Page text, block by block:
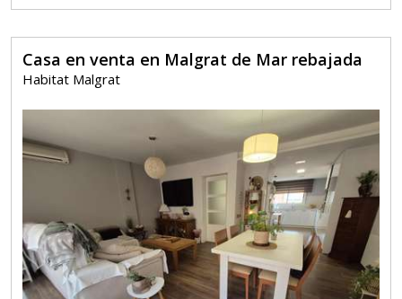
Casa en venta en Malgrat de Mar rebajada
Habitat Malgrat